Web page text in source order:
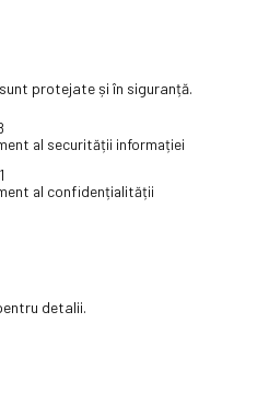
protejate și în siguranță.
al securității informației
al confidențialității
detalii.